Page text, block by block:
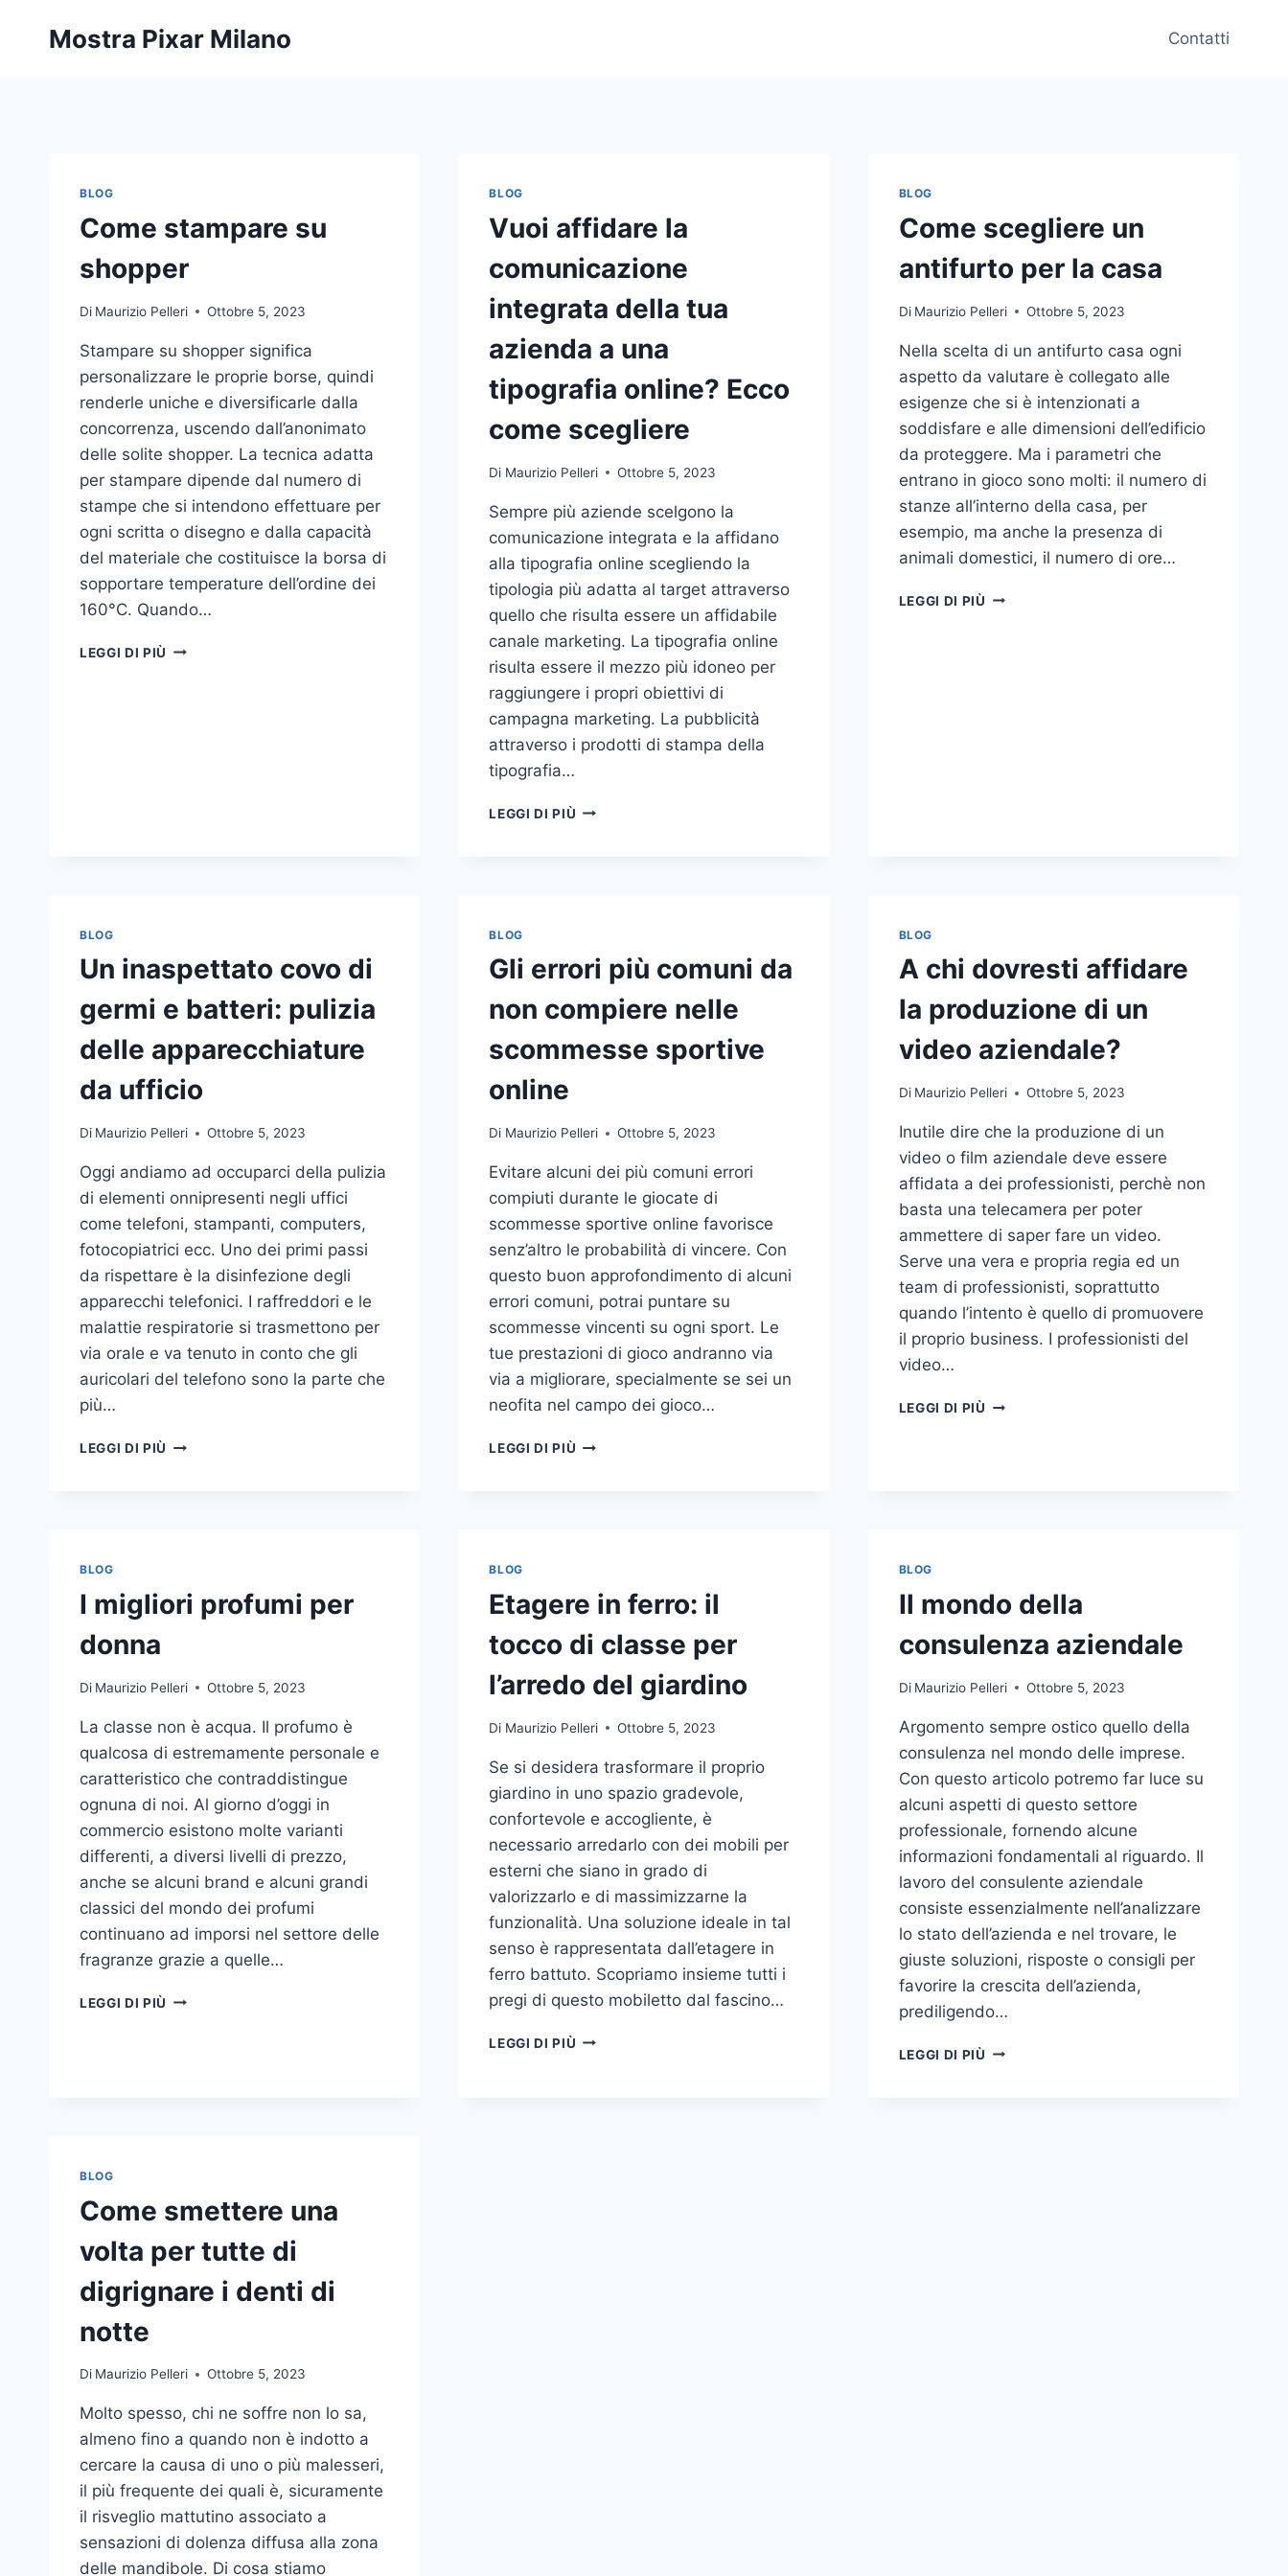
Mostra Pixar Milano Contatti
BLOG
Come stampare su
shopper
Di Maurizio Pelleri Ottobre 5, 2023
Stampare su shopper significa
personalizzare le proprie borse, quindi
renderle uniche e diversificarle dalla
concorrenza, uscendo dall’anonimato
delle solite shopper. La tecnica adatta
per stampare dipende dal numero di
stampe che si intendono effettuare per
ogni scritta o disegno e dalla capacità
del materiale che costituisce la borsa di
sopportare temperature dell’ordine dei
160°C. Quando…
LEGGI DI PIÙ COME
BLOG
Vuoi affidare la
comunicazione
integrata della tua
azienda a una
tipografia online? Ecco
come scegliere
Di Maurizio Pelleri Ottobre 5, 2023
Sempre più aziende scelgono la
comunicazione integrata e la affidano
alla tipografia online scegliendo la
tipologia più adatta al target attraverso
quello che risulta essere un affidabile
canale marketing. La tipografia online
risulta essere il mezzo più idoneo per
raggiungere i propri obiettivi di
campagna marketing. La pubblicità
attraverso i prodotti di stampa della
tipografia…
LEGGI DI PIÙ VUOI
A
TIPOGRAFIA
ONLINE?
ECCO
BLOG
Come scegliere un
antifurto per la casa
Di Maurizio Pelleri Ottobre 5, 2023
Nella scelta di un antifurto casa ogni
aspetto da valutare è collegato alle
esigenze che si è intenzionati a
soddisfare e alle dimensioni dell’edificio
da proteggere. Ma i parametri che
entrano in gioco sono molti: il numero di
stanze all’interno della casa, per
esempio, ma anche la presenza di
animali domestici, il numero di ore…
LEGGI DI PIÙ COME
BLOG
Un inaspettato covo di
germi e batteri: pulizia
delle apparecchiature
da ufficio
Di Maurizio Pelleri Ottobre 5, 2023
Oggi andiamo ad occuparci della pulizia
di elementi onnipresenti negli uffici
come telefoni, stampanti, computers,
fotocopiatrici ecc. Uno dei primi passi
da rispettare è la disinfezione degli
apparecchi telefonici. I raffreddori e le
malattie respiratorie si trasmettono per
via orale e va tenuto in conto che gli
auricolari del telefono sono la parte che
più…
LEGGI DI PIÙ UN
DELLE
APPARECCHIATURE
BLOG
Gli errori più comuni da
non compiere nelle
scommesse sportive
online
Di Maurizio Pelleri Ottobre 5, 2023
Evitare alcuni dei più comuni errori
compiuti durante le giocate di
scommesse sportive online favorisce
senz’altro le probabilità di vincere. Con
questo buon approfondimento di alcuni
errori comuni, potrai puntare su
scommesse vincenti su ogni sport. Le
tue prestazioni di gioco andranno via
via a migliorare, specialmente se sei un
neofita nel campo dei gioco…
LEGGI DI PIÙ GLI
SCOMMESSE
ONLINE
BLOG
A chi dovresti affidare
la produzione di un
video aziendale?
Di Maurizio Pelleri Ottobre 5, 2023
Inutile dire che la produzione di un
video o film aziendale deve essere
affidata a dei professionisti, perchè non
basta una telecamera per poter
ammettere di saper fare un video.
Serve una vera e propria regia ed un
team di professionisti, soprattutto
quando l’intento è quello di promuovere
il proprio business. I professionisti del
video…
LEGGI DI PIÙ
BLOG
I migliori profumi per
donna
Di Maurizio Pelleri Ottobre 5, 2023
La classe non è acqua. Il profumo è
qualcosa di estremamente personale e
caratteristico che contraddistingue
ognuna di noi. Al giorno d’oggi in
commercio esistono molte varianti
differenti, a diversi livelli di prezzo,
anche se alcuni brand e alcuni grandi
classici del mondo dei profumi
continuano ad imporsi nel settore delle
fragranze grazie a quelle…
LEGGI DI PIÙ
BLOG
Etagere in ferro: il
tocco di classe per
l’arredo del giardino
Di Maurizio Pelleri Ottobre 5, 2023
Se si desidera trasformare il proprio
giardino in uno spazio gradevole,
confortevole e accogliente, è
necessario arredarlo con dei mobili per
esterni che siano in grado di
valorizzarlo e di massimizzarne la
funzionalità. Una soluzione ideale in tal
senso è rappresentata dall’etagere in
ferro battuto. Scopriamo insieme tutti i
pregi di questo mobiletto dal fascino…
LEGGI DI PIÙ ETAGERE
BLOG
Il mondo della
consulenza aziendale
Di Maurizio Pelleri Ottobre 5, 2023
Argomento sempre ostico quello della
consulenza nel mondo delle imprese.
Con questo articolo potremo far luce su
alcuni aspetti di questo settore
professionale, fornendo alcune
informazioni fondamentali al riguardo. Il
lavoro del consulente aziendale
consiste essenzialmente nell’analizzare
lo stato dell’azienda e nel trovare, le
giuste soluzioni, risposte o consigli per
favorire la crescita dell’azienda,
prediligendo…
LEGGI DI PIÙ IL
BLOG
Come smettere una
volta per tutte di
digrignare i denti di
notte
Di Maurizio Pelleri Ottobre 5, 2023
Molto spesso, chi ne soffre non lo sa,
almeno fino a quando non è indotto a
cercare la causa di uno o più malesseri,
il più frequente dei quali è, sicuramente
il risveglio mattutino associato a
sensazioni di dolenza diffusa alla zona
delle mandibole. Di cosa stiamo